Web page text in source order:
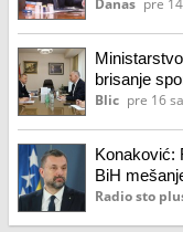
Aleksandra
Danas pre
brisanje
tužilaštvu i
Blic pre 16
Konaković:
BiH
Radio sto